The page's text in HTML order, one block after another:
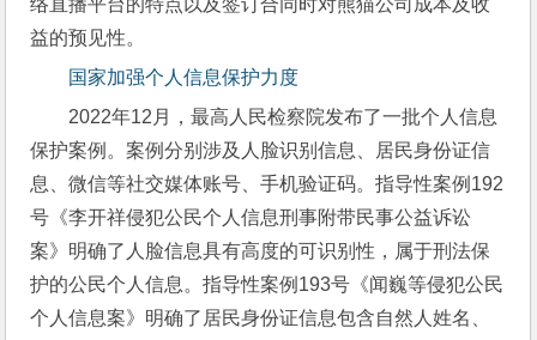
络直播平台的特点以及签订合同时对熊猫公司成本及收
益的预见性。
国家加强个人信息保护力度
2022年12月，最高人民检察院发布了一批个人信息
保护案例。案例分别涉及人脸识别信息、居民身份证信
息、微信等社交媒体账号、手机验证码。指导性案例192
号《李开祥侵犯公民个人信息刑事附带民事公益诉讼
案》明确了人脸信息具有高度的可识别性，属于刑法保
护的公民个人信息。指导性案例193号《闻巍等侵犯公民
个人信息案》明确了居民身份证信息包含自然人姓名、